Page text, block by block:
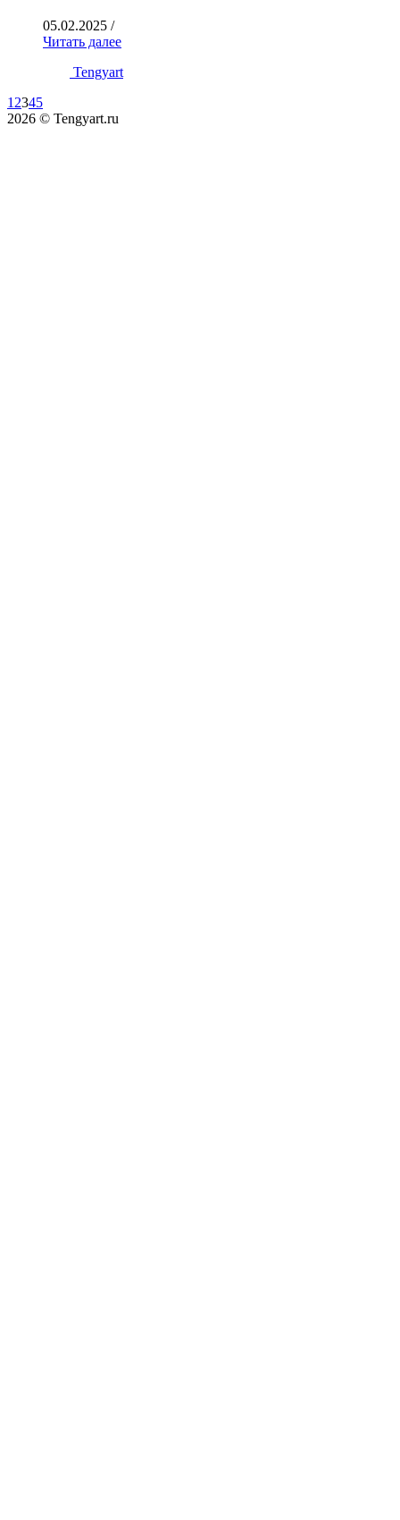
05.02.2025 /
Читать далее
Tengyart
1 2345
2026 © Tengyart.ru